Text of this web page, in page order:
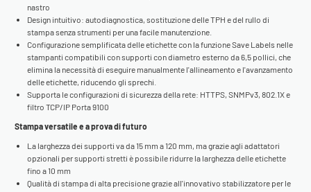
nastro
Design intuitivo: autodiagnostica, sostituzione delle TPH e del rullo di
stampa senza strumenti per una facile manutenzione.
Configurazione semplificata delle etichette con la funzione Save Labels nelle
stampanti compatibili con supporti con diametro esterno da 6,5 pollici, che
elimina la necessità di eseguire manualmente l'allineamento e l'avanzamento
delle etichette, riducendo gli sprechi.
Supporta le configurazioni di sicurezza della rete: HTTPS, SNMPv3, 802.1X e
filtro TCP/IP Porta 9100
Stampa versatile e a prova di futuro
La larghezza dei supporti va da 15 mm a 120 mm, ma grazie agli adattatori
opzionali per supporti stretti è possibile ridurre la larghezza delle etichette
fino a 10 mm
Qualità di stampa di alta precisione grazie all'innovativo stabilizzatore per le